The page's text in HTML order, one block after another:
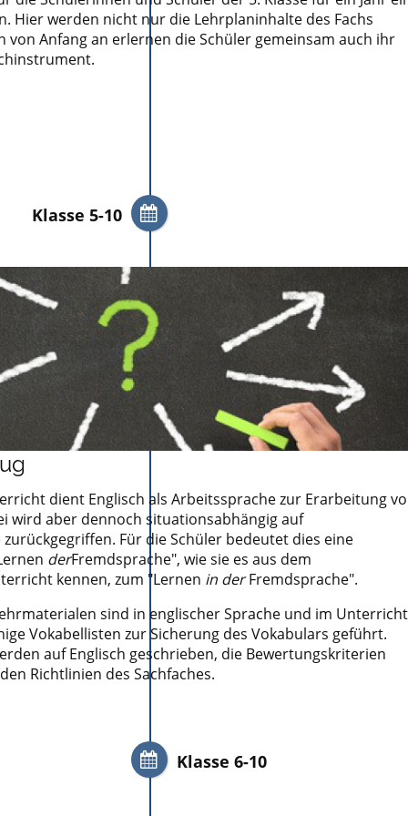
Hier werden nicht nur die Lehrplaninhalte des Fachs
Anfang an erlernen die Schüler gemeinsam auch ihr
Klasse 5-10
dient Englisch als Arbeitssprache zur Erarbeitung
wird aber dennoch situationsabhängig auf
Für die Schüler bedeutet dies eine
derFremdsprache", wie sie es aus dem
kennen, zum "Lernen in derFremdsprache".
sind in englischer Sprache und im Unterricht
Vokabellisten zur Sicherung des Vokabulars geführt.
auf Englisch geschrieben, die Bewertungskriterien
Richtlinien des Sachfaches.
Klasse 6-10